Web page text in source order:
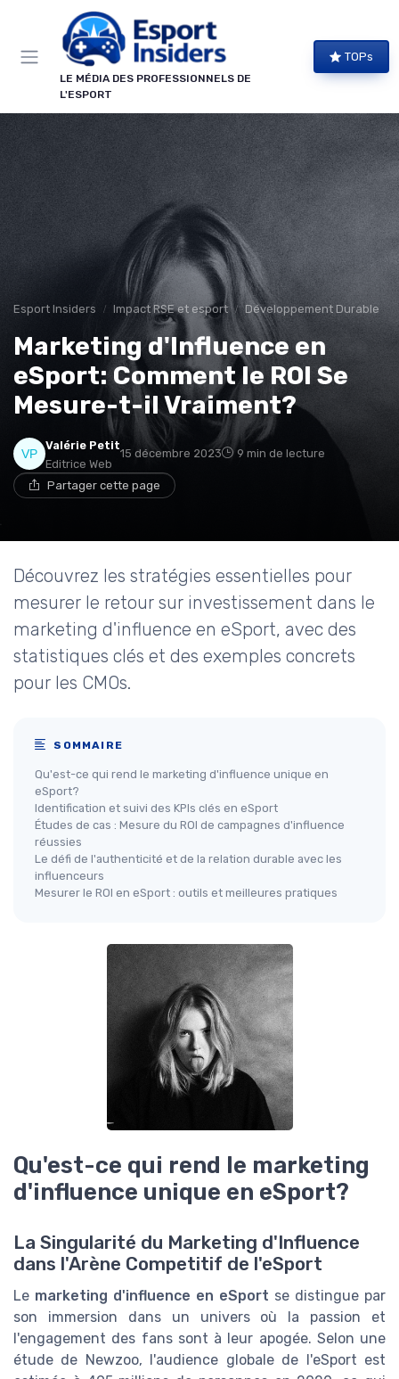
LE MÉDIA DES PROFESSIONNELS DE
L'ESPORT
TOPs
Esport Insiders Impact RSE et esport Développement Durable
Marketing d'Influence en
eSport: Comment le ROI Se
Mesure-t-il Vraiment?
Valérie Petit
Editrice Web
15 décembre 2023 9 min de lecture
Partager cette page
Découvrez les stratégies essentielles pour
mesurer le retour sur investissement dans le
marketing d'influence en eSport, avec des
statistiques clés et des exemples concrets
pour les CMOs.
SOMMAIRE
Qu'est-ce qui rend le marketing d'influence unique en
eSport?
Identification et suivi des KPIs clés en eSport
Études de cas : Mesure du ROI de campagnes d'influence
réussies
Le défi de l'authenticité et de la relation durable avec les
influenceurs
Mesurer le ROI en eSport : outils et meilleures pratiques
Qu'est-ce qui rend le marketing
d'influence unique en eSport?
La Singularité du Marketing d'Influence
dans l'Arène Competitif de l'eSport
Le marketing d'influence en eSport se distingue par
son immersion dans un univers où la passion et
l'engagement des fans sont à leur apogée. Selon une
étude de Newzoo, l'audience globale de l'eSport est
Panneau de gestion des cookies